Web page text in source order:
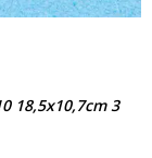
18,5x10,7cm 3